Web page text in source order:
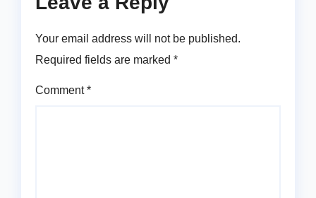
Your email address will not be published.
Required fields are marked *
Comment*